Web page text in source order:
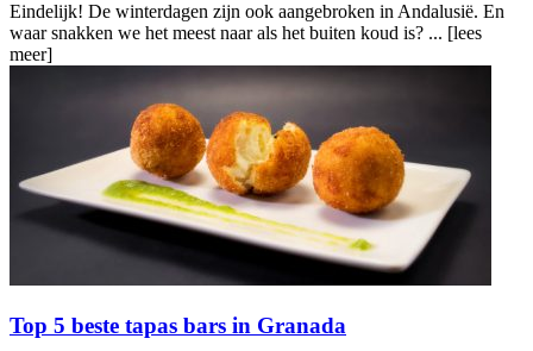
Eindelijk! De winterdagen zijn ook aangebroken in Andalusië. En
waar snakken we het meest naar als het buiten koud is? ... [lees
meer]
Top 5 beste tapas bars in Granada